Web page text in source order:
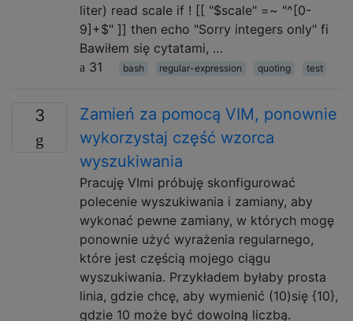
liter) read scale if ! [[ "$scale" =~ "^[0-
9]+$" ]] then echo "Sorry integers only" fi
Bawiłem się cytatami, …
31
bash regular-expression quoting test
3
Zamień za pomocą VIM, ponownie
wykorzystaj część wzorca
wyszukiwania
Pracuję VImi próbuję skonfigurować
polecenie wyszukiwania i zamiany, aby
wykonać pewne zamiany, w których mogę
ponownie użyć wyrażenia regularnego,
które jest częścią mojego ciągu
wyszukiwania. Przykładem byłaby prosta
linia, gdzie chcę, aby wymienić (10)się {10},
gdzie 10 może być dowolną liczbą.